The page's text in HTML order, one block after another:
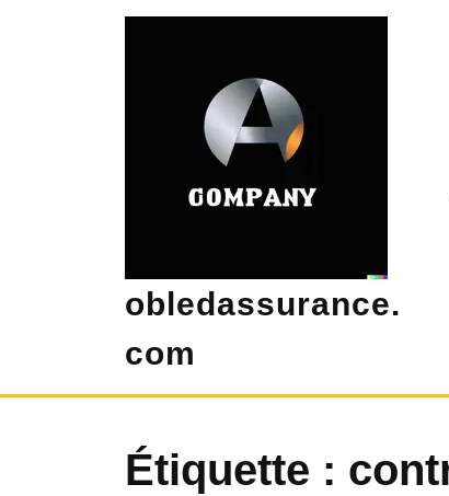
obledassurance.
com
Étiquette :